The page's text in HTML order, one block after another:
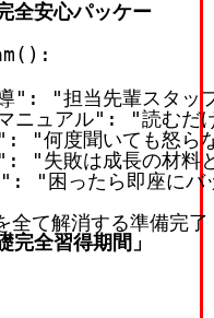
全安心パッケー
():
" :
"担当先輩スタッ
ニュアル" :
"読むだ
:
"何度聞いても怒ら
:
"失敗は成長の材料
:
"困ったら即座に
全て解消する準備完
完全習得期間」